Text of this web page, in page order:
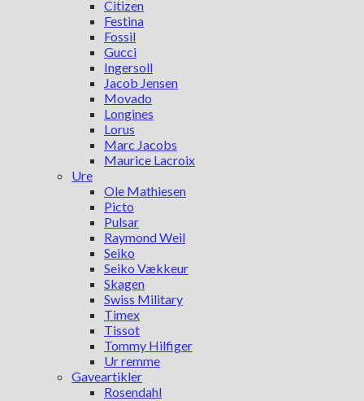
Citizen
Festina
Fossil
Gucci
Ingersoll
Jacob Jensen
Movado
Longines
Lorus
Marc Jacobs
Maurice Lacroix
Ure
Ole Mathiesen
Picto
Pulsar
Raymond Weil
Seiko
Seiko Vækkeur
Skagen
Swiss Military
Timex
Tissot
Tommy Hilfiger
Ur remme
Gaveartikler
Rosendahl